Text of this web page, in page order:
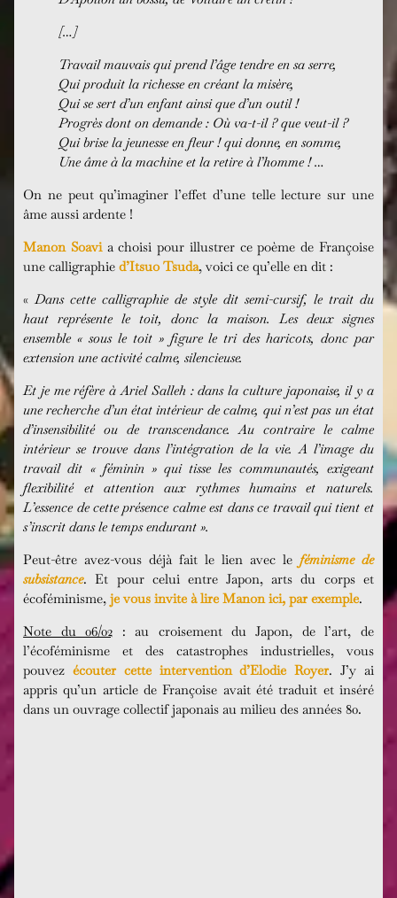
[…]
Travail mauvais qui prend l’âge tendre en sa serre,
Qui produit la richesse en créant la misère,
Qui se sert d’un enfant ainsi que d’un outil !
Progrès dont on demande : Où va-t-il ? que veut-il ?
Qui brise la jeunesse en fleur ! qui donne, en somme,
Une âme à la machine et la retire à l’homme ! …
On ne peut qu’imaginer l’effet d’une telle lecture sur une
âme aussi ardente !
Manon Soavia choisi pour illustrer ce poème de Françoise
une calligraphied’Itsuo Tsuda, voici ce qu’elle en dit :
«Dans cette calligraphie de style dit semi-cursif, le trait du
haut représente le toit, donc la maison. Les deux signes
ensemble « sous le toit » figure le tri des haricots, donc par
extension une activité calme, silencieuse.
Et je me réfère à Ariel Salleh : dans la culture japonaise, il y a
une recherche d’un état intérieur de calme, qui n’est pas un état
d’insensibilité ou de transcendance. Au contraire le calme
intérieur se trouve dans l’intégration de la vie. A l’image du
travail dit « féminin » qui tisse les communautés, exigeant
flexibilité et attention aux rythmes humains et naturels.
L’essence de cette présence calme est dans ce travail qui tient et
s’inscrit dans le temps endurant ».
Peut-être avez-vous déjà fait le lien avec le féminisme de
subsistance. Et pour celui entre Japon, arts du corps et
écoféminisme,je vous invite à lire Manon ici, par exemple.
Note du 06/02 : au croisement du Japon, de l’art, de
l’écoféminisme et des catastrophes industrielles, vous
pouvez écouter cette intervention d’Elodie Royer. J’y ai
appris qu’un article de Françoise avait été traduit et inséré
dans un ouvrage collectif japonais au milieu des années 80.